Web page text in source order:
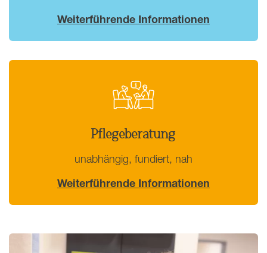
Weiterführende Informationen
Pflegeberatung
unabhängig, fundiert, nah
Weiterführende Informationen